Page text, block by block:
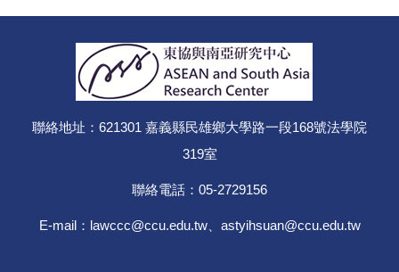
聯絡地址：621301 嘉義縣民雄鄉大學路一段168號法學院
319室
聯絡電話：05-2729156
E-mail：lawccc@ccu.edu.tw、 astyihsuan@ccu.edu.tw